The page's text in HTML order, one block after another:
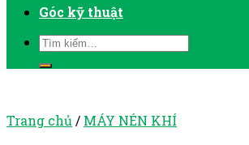
Góc kỹ thuật
Trang chủ / MÁY NÉN KHÍ